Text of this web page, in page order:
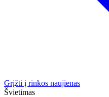
Grįžti į rinkos naujienas
Švietimas